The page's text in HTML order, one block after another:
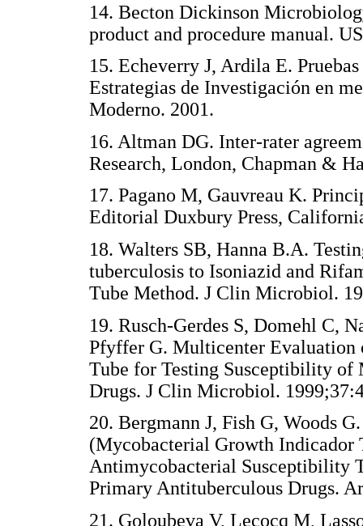
14. Becton Dickinson
product and procedure manual.
15. Echeverry J, Ardila E.
Estrategias de Investigación en
Moderno. 2001.
16. Altman DG. Inter-rater
Research, London, Chapman &
17. Pagano M, Gauvreau K.
Editorial Duxbury Press,
18. Walters SB, Hanna B.A.
tuberculosis to Isoniazid and
Tube Method. J Clin Microbiol.
19. Rusch-Gerdes S, Domehl C,
Pfyffer G. Multicenter Evaluation
Tube for Testing Susceptibility
Drugs. J Clin Microbiol.
20. Bergmann J, Fish G, Woods
(Mycobacterial Growth Indicador
Antimycobacterial Susceptibility
Primary Antituberculous Drugs.
21. Goloubeva V, Lecocq M,